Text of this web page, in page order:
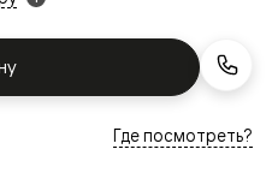
Где посмотреть?